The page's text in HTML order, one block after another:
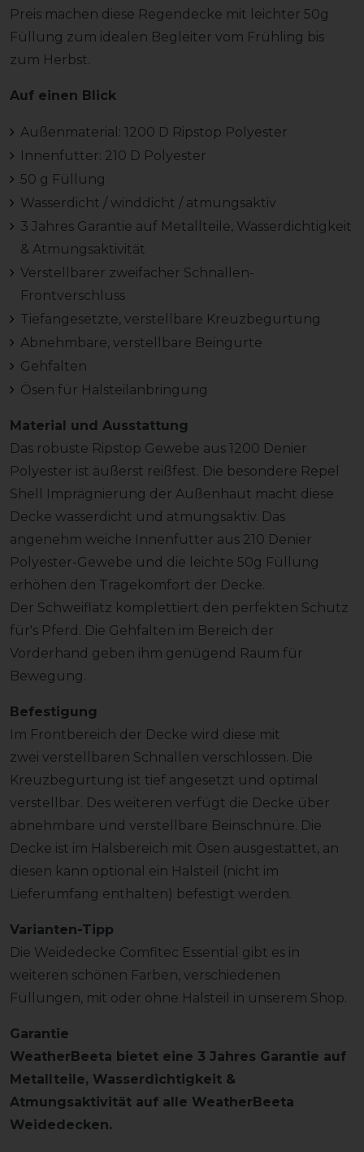
Preis machen diese Regendecke mit leichter 50g
Füllung zum idealen Begleiter vom Frühling bis
zum Herbst.
Auf einen Blick
Außenmaterial: 1200 D Ripstop Polyester
Innenfutter: 210 D Polyester
50 g Füllung
Wasserdicht / winddicht / atmungsaktiv
3 Jahres Garantie auf Metallteile, Wasserdichtigkeit
& Atmungsaktivität
Verstellbarer zweifacher Schnallen-
Frontverschluss
Tiefangesetzte, verstellbare Kreuzbegurtung
Abnehmbare, verstellbare Beingurte
Gehfalten
Ösen für Halsteilanbringung
Material und Ausstattung
Das robuste Ripstop Gewebe aus 1200 Denier
Polyester ist äußerst reißfest. Die besondere Repel
Shell Imprägnierung der Außenhaut macht diese
Decke wasserdicht und atmungsaktiv. Das
angenehm weiche Innenfutter aus 210 Denier
Polyester-Gewebe und die leichte 50g Füllung
erhöhen den Tragekomfort der Decke.
Der Schweiflatz komplettiert den perfekten Schutz
für's Pferd. Die Gehfalten im Bereich der
Vorderhand geben ihm genügend Raum für
Bewegung.
Befestigung
Im Frontbereich der Decke wird diese mit
zwei verstellbaren Schnallen verschlossen. Die
Kreuzbegurtung ist tief angesetzt und optimal
verstellbar. Des weiteren verfügt die Decke über
abnehmbare und verstellbare Beinschnüre. Die
Decke ist im Halsbereich mit Ösen ausgestattet, an
diesen kann optional ein Halsteil (nicht im
Lieferumfang enthalten) befestigt werden.
Varianten-Tipp
Die Weidedecke Comfitec Essential gibt es in
weiteren schönen Farben, verschiedenen
Füllungen, mit oder ohne Halsteil in unserem Shop.
Garantie
WeatherBeeta bietet eine 3 Jahres Garantie auf
Metallteile, Wasserdichtigkeit &
Atmungsaktivität auf alle WeatherBeeta
Weidedecken.